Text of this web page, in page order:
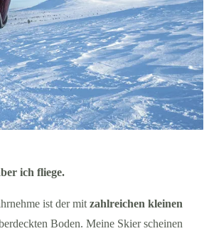
ich fliege.
ist der mit zahlreichen kleinen
Boden. Meine Skier scheinen